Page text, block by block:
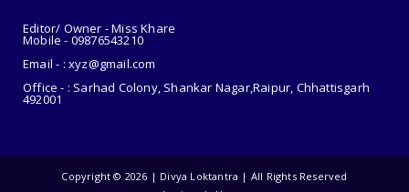
Editor/ Owner - Miss Khare
Mobile - 09876543210
Email - : xyz@gmail.com
Office - : Sarhad Colony, Shankar Nagar,Raipur, Chhattisgarh
492001
Copyright © 2026 | Divya Loktantra | All Rights Reserved